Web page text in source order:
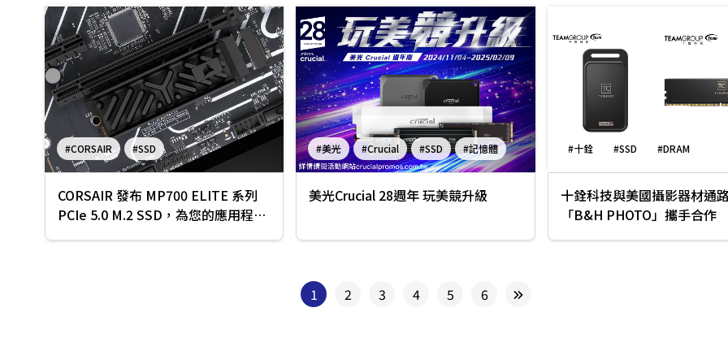
#CORSAIR #SSD
CORSAIR 發布 MP700 ELITE 系列
PCIe 5.0 M.2 SSD，為您的應用程式
#美光 #Crucial #SSD
#記憶體
#null
美光Crucial 28週年 玩美競升級
#十銓 #SSD #DRAM
十銓科技與美國攝影器材通
「B&H PHOTO」攜手合作
1 2 3 4 5 6